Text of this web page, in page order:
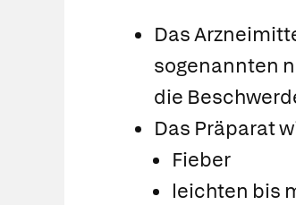
Das
sogenannten
die
Das Präparat
Fieber
leichten bis